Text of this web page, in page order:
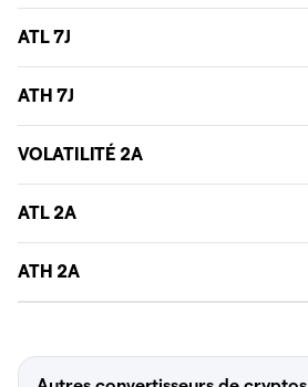
ATL 7J
ATH 7J
VOLATILITÉ 2A
ATL 2A
ATH 2A